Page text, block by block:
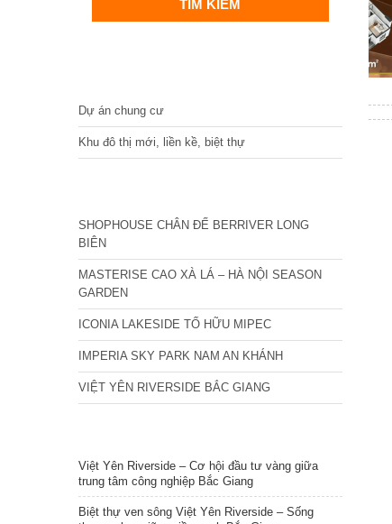
Dự án chung cư
Khu đô thị mới, liền kề, biệt thự
SHOPHOUSE CHÂN ĐẾ BERRIVER LONG
BIÊN
MASTERISE CAO XÀ LÁ – HÀ NỘI SEASON
GARDEN
ICONIA LAKESIDE TỐ HỮU MIPEC
IMPERIA SKY PARK NAM AN KHÁNH
VIỆT YÊN RIVERSIDE BẮC GIANG
Việt Yên Riverside – Cơ hội đầu tư vàng giữa
trung tâm công nghiệp Bắc Giang
Biệt thự ven sông Việt Yên Riverside – Sống